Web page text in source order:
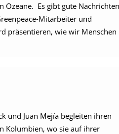
Ozeane. Es gibt gute
Mitarbeiter und
präsentieren, wie wir Menschen
und Juan Mejía begleiten ihren
Kolumbien, wo sie auf ihrer